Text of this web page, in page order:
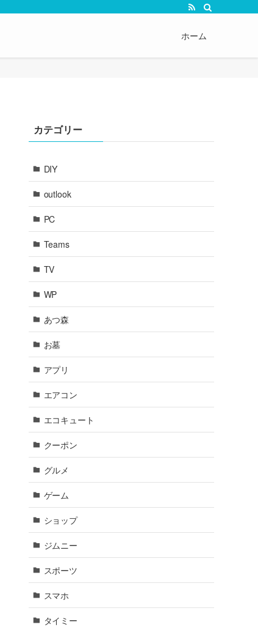
ホーム
カテゴリー
DIY
outlook
PC
Teams
TV
WP
あつ森
お墓
アプリ
エアコン
エコキュート
クーポン
グルメ
ゲーム
ショップ
ジムニー
スポーツ
スマホ
タイミー